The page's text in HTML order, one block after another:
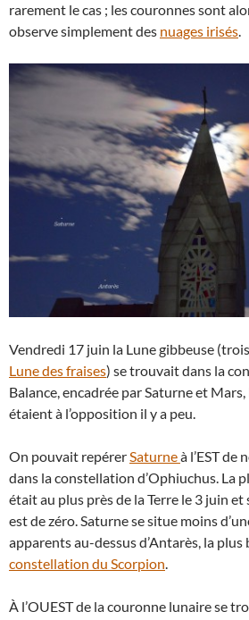
rarement le cas ; les couronnes sont
observe simplement des nuages irisés.
Vendredi 17 juin la Lune gibbeuse
Lune des fraises) se trouvait dans la
Balance, encadrée par Saturne et
étaient à l’opposition il y a peu.
On pouvait repérerSaturneà l’EST
dans la constellation d’Ophiuchus. La
était au plus près de la Terre le 3 juin
est de zéro. Saturne se situe moins
apparents au-dessus d’Antarès, la
constellation du Scorpion.
À l’OUEST de la couronne lunaire se